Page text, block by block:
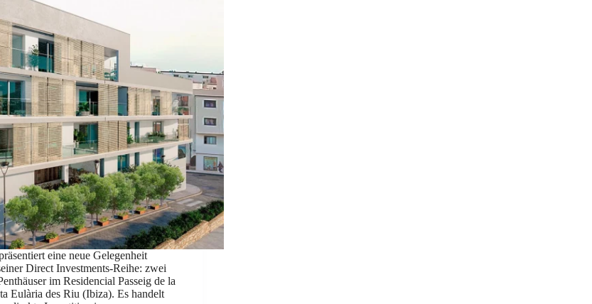
eine neue Gelegenheit
Direct Investments-Reihe: zwei
im Residencial Passeig de la
Eulària des Riu (Ibiza). Es handelt